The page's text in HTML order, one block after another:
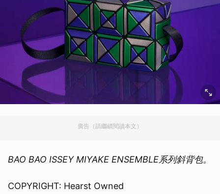
廣告（請繼續閱讀本文）
BAO BAO ISSEY MIYAKE ENSEMBLE系列斜背包。
COPYRIGHT: Hearst Owned